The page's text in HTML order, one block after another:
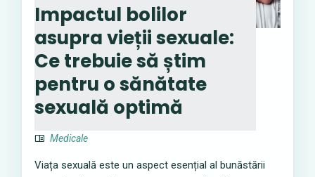
Impactul bolilor
asupra vieții sexuale:
Ce trebuie să știm
pentru o sănătate
sexuală optimă
Medicale
Viața sexuală este un aspect esențial al bunăstării